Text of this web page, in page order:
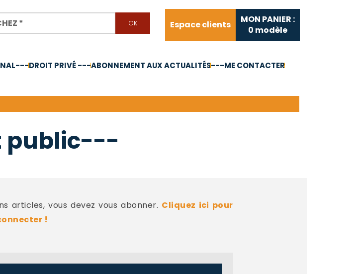
Espace clients
MON PANIER :
0 modèle
DROIT PRIVÉ ---ABONNEMENT AUX ACTUALITÉS---ME CONTACTER
public---
articles, vous devez vous abonner. Cliquez ici pour
!